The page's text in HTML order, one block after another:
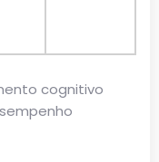
cognitivo